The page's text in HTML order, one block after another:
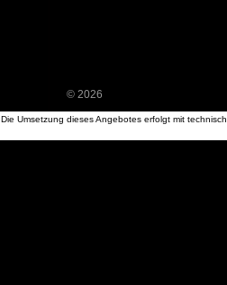
© 2026
Die Umsetzung dieses Angebotes erfolgt mit